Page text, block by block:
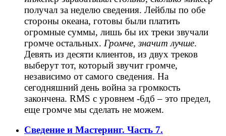
получал за неделю сведения. Лейблы по обе
стороны океана, готовы были платить
огромные суммы, лишь бы их треки звучали
громче остальных. Громче, значит лучше.
Девять из десяти клиентов, из двух треков
выберут тот, который звучит громче,
независимо от самого сведения. На
сегодняшний день война за громкость
закончена. RMS с уровнем -6дб – это предел,
еще громче мы сделать не можем.
Сведение и Мастеринг. Часть 7.